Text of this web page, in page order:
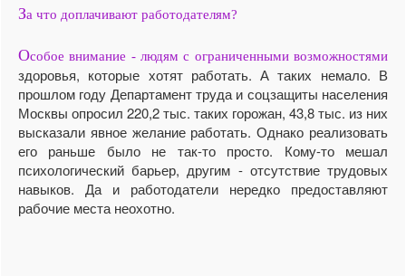
За что доплачивают работодателям?
Особое внимание - людям с ограниченными возможностями
здоровья, которые хотят работать. А таких немало. В
прош­лом году Департамент труда и соцзащиты населения
Москвы опросил 220,2 тыс. таких горожан, 43,8 тыс. из них
высказали явное желание работать. Однако реализовать
его раньше было не так-то просто. Кому-то мешал
психологический барьер, другим - отсутствие трудовых
навыков. Да и работодатели нередко предоставляют
рабочие места неохотно.